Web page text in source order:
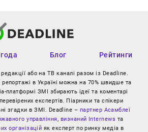
Блог Рейтинги
або на ТВ каналі разом із Deadline.
в Україні можна на 70% швидше та
платформі ЗМІ збирають ідеї та коментарі
експертів. Піарники та спікери
згадки в ЗМІ. Deadline – партнер Асамблеї
управління, визнаний Internews та
організацій як експерт по ринку медіа в